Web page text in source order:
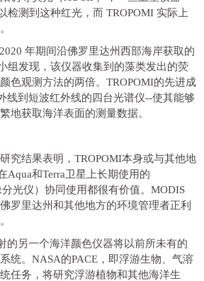
检测到这种红光，而 TROPOMI 实际上
年期间沿佛罗里达州西部海岸获取的
组发现，该仪器收集到的藻类发出的荧
色观测方法的两倍。TROPOMI的先进成
线到短波红外线的四台光谱仪--使其能够
地获取海洋表面的测量数据。
究结果表明，TROPOMI本身或与其他地
Aqua和Terra卫星上长期使用的
光仪）协同使用都很有价值。MODIS
罗里达州和其他地方的环境管理者正利
的另一个海洋颜色仪器将以前所未有的
统。NASA的PACE，即浮游生物、气溶
任务，将研究浮游植物和其他海洋生